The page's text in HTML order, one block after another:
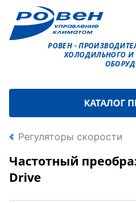
РОВЕН -
ХОЛОДИЛЬНОГО
КАТАЛОГ
Регуляторы скорости
Частотный
Drive